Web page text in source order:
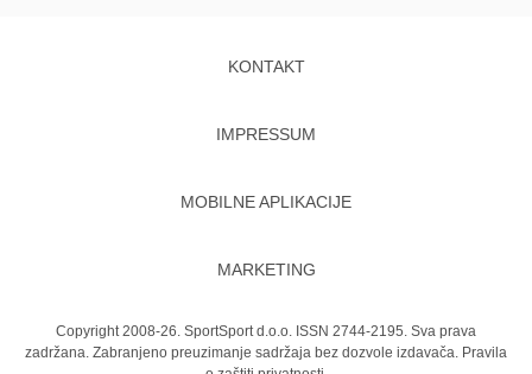
KONTAKT
IMPRESSUM
MOBILNE APLIKACIJE
MARKETING
Copyright 2008-26. SportSport d.o.o. ISSN 2744-2195. Sva prava
zadržana. Zabranjeno preuzimanje sadržaja bez dozvole izdavača. Pravila